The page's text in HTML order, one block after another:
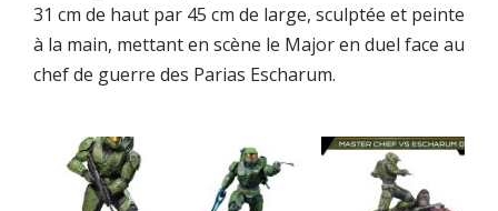
31 cm de haut par 45 cm de large, sculptée et peinte
à la main, mettant en scène le Major en duel face au
chef de guerre des Parias Escharum.